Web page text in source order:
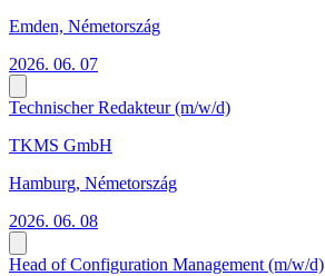
Emden, Németország
2026. 06. 07
Technischer Redakteur (m/w/d)
TKMS GmbH
Hamburg, Németország
2026. 06. 08
Head of Configuration Management (m/w/d)